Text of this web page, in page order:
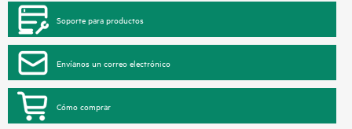
Soporte para productos
Envíanos un correo electrónico
Cómo comprar